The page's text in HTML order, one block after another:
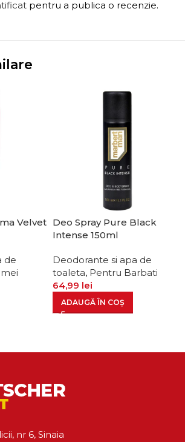
pentru a publica o recenzie.
Velvet
de
Deo Spray Pure Black
Intense 150ml
Deodorante si apa de
toaleta, Pentru Barbati
64,99 lei
ADAUGĂ ÎN COȘ
nr 6, Sinaia